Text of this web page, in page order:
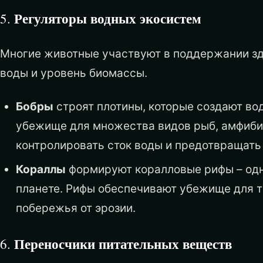
5. Регуляторы водных экосистем
Многие животные участвуют в поддержании
воды и уровень биомассы.
Бобры строят плотины, которые создают
убежище для множества видов рыб,
контролировать сток воды и
Кораллы формируют коралловые рифы –
планете. Рифы обеспечивают убежище для
побережья от эрозии.
6. Переносчики питательных веществ